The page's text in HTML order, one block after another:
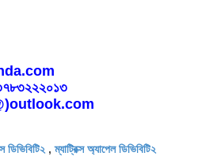
ডিভিবিটি২ ,ম্যাট্রিক্স অ্যাপেল ডিভিবিটি২